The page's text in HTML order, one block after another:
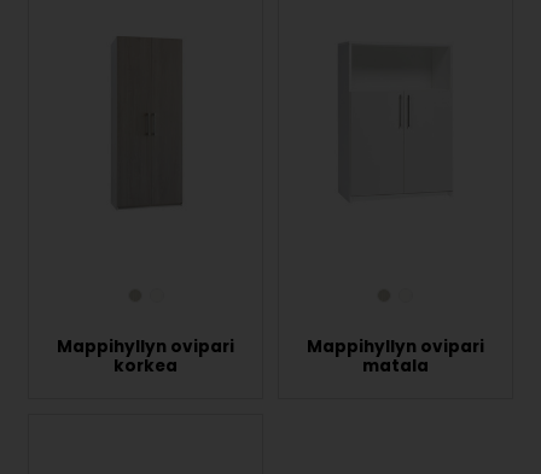
Mappihyllyn ovipari
korkea
Mappihyllyn ovipari
matala